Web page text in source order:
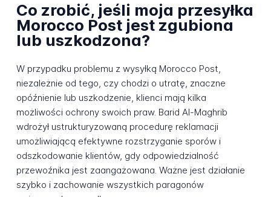
Co zrobić, jeśli moja przesyłka
Morocco Post jest zgubiona
lub uszkodzona?
W przypadku problemu z wysyłką Morocco Post,
niezależnie od tego, czy chodzi o utratę, znaczne
opóźnienie lub uszkodzenie, klienci mają kilka
możliwości ochrony swoich praw. Barid Al-Maghrib
wdrożył ustrukturyzowaną procedurę reklamacji
umożliwiającą efektywne rozstrzyganie sporów i
odszkodowanie klientów, gdy odpowiedzialność
przewoźnika jest zaangażowana. Ważne jest działanie
szybko i zachowanie wszystkich paragonów